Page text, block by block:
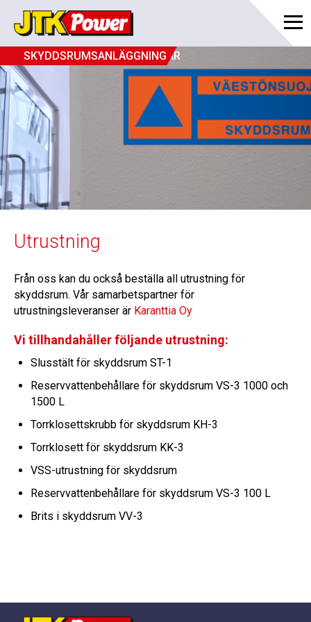
SKYDDSRUMSANLÄGGNINGAR
Utrustning
Från oss kan du också beställa all utrustning för
skyddsrum. Vår samarbetspartner för
utrustningsleveranser är Karanttia Oy
Vi tillhandahåller följande utrustning:
Slusstält för skyddsrum ST-1
Reservvattenbehållare för skyddsrum VS-3 1000 och
1500 L
Torrklosettskrubb för skyddsrum KH-3
Torrklosett för skyddsrum KK-3
VSS-utrustning för skyddsrum
Reservvattenbehållare för skyddsrum VS-3 100 L
Brits i skyddsrum VV-3